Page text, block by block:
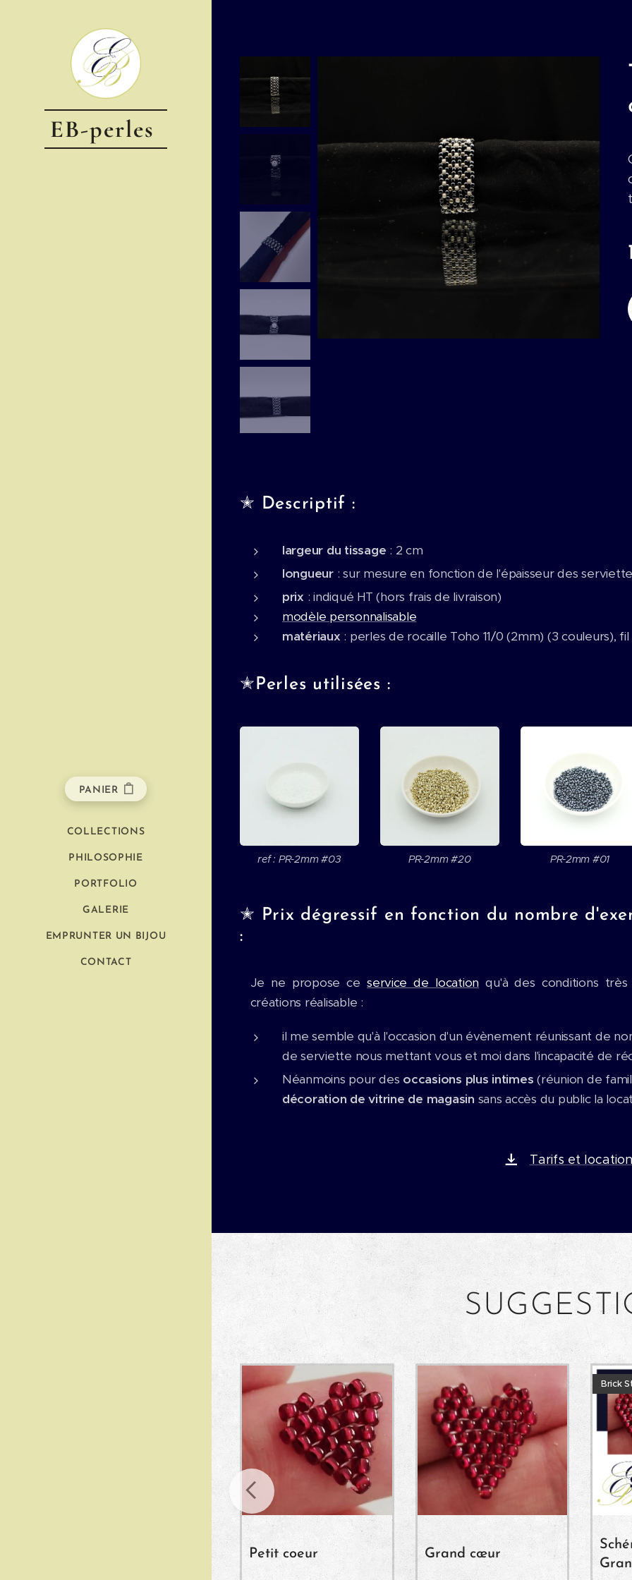
EB-perles
PANIER
COLLECTIONS
PHILOSOPHIE
PORTFOLIO
GALERIE
EMPRUNTER UN BIJOU
CONTACT
✭ Descriptif :
largeur du tissage : 2 cm
longueur : sur mesure en fonction de l'épaisseur des
prix : indiqué HT (hors frais de livraison)
modèle personnalisable
matériaux : perles de rocaille Toho 11/0 (2mm) (3 couleurs),
✭Perles utilisées :
ref : PR-2mm #03 PR-2mm #20 PR-2mm #01
✭ Prix dégressif en fonction du nombre
:
Je ne propose ceservice de location qu'à des conditions
créations réalisable :
il me semble qu'à l'occasion d'un évènement réunissant de
de serviette nous mettant vous et moi dans l'incapacité de
Néanmoins pour des occasions plus intimes (réunion de
décoration de vitrine de magasin sans accès du public la
Tarifs et
Petit coeur Grand cœur
Brick